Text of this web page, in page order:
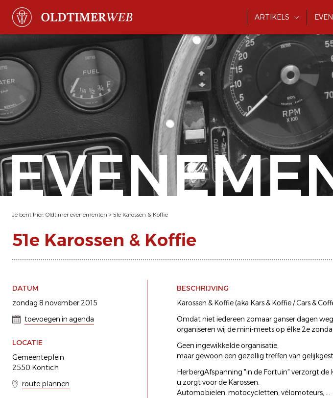
ARTIKELS
Je bent hier: Oldtimer evenementen > 51e Karossen & Koffie
51e Karossen & Koffie
DATUM
zondag 8 november 2015
toevoegen in agenda
LOCATIE
Gemeenteplein
2550 Kontich
route plannen
BESCHRIJVING
Karossen & Koffie (aka Kars & Koffie / Cars &
Omdat niet iedereen zomaar ganser dagen
organiseren wij de mini-meets op élke 2e
Geen ingewikkelde organisatie,
maar gewoon een gezellig treffen van
HerbergAfspanning "in de Fortuin" verzorgt de
u zorgt voor de Karossen.
Automobielen, motocycletten, vélomoteurs, ...